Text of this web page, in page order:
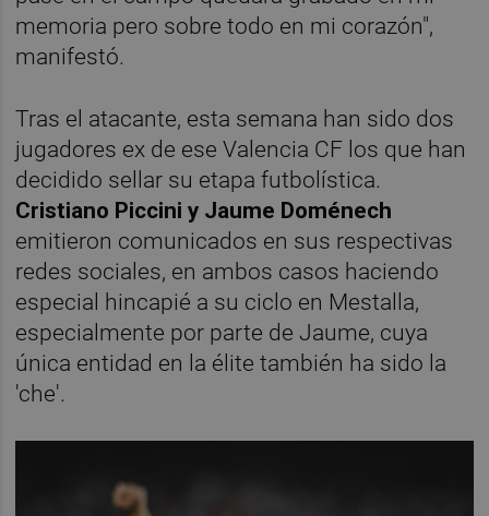
memoria pero sobre todo en mi corazón",
manifestó.
Tras el atacante, esta semana han sido dos
jugadores ex de ese Valencia CF los que han
decidido sellar su etapa futbolística.
Cristiano Piccini y Jaume Doménech
emitieron comunicados en sus respectivas
redes sociales, en ambos casos haciendo
especial hincapié a su ciclo en Mestalla,
especialmente por parte de Jaume, cuya
única entidad en la élite también ha sido la
'che'.